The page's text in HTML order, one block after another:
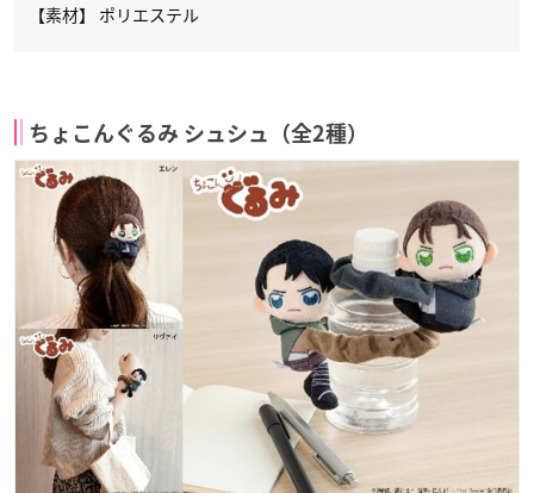
【素材】 ポリエステル
ちょこんぐるみ シュシュ（全2種）